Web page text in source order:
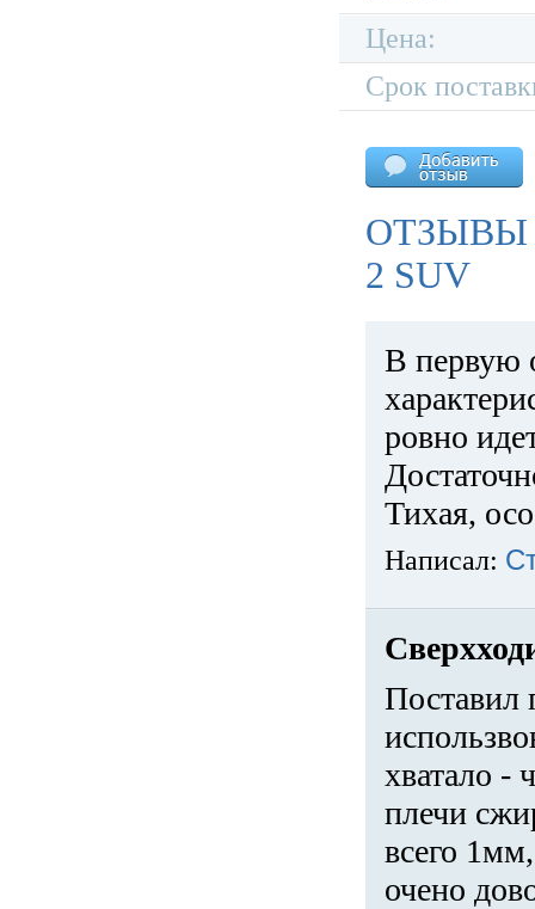
Цена:
Срок
ОТЗЫВЫ
2 SUV
В первую
ровно
Тихая,
Написал:
Поставил
хватало -
плечи
всего
очено